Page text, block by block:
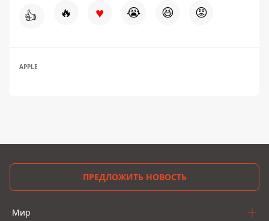
👍 🔥 ♥ 😭 😆 😡
APPLE
ПРЕДЛОЖИТЬ НОВОСТЬ
Мир